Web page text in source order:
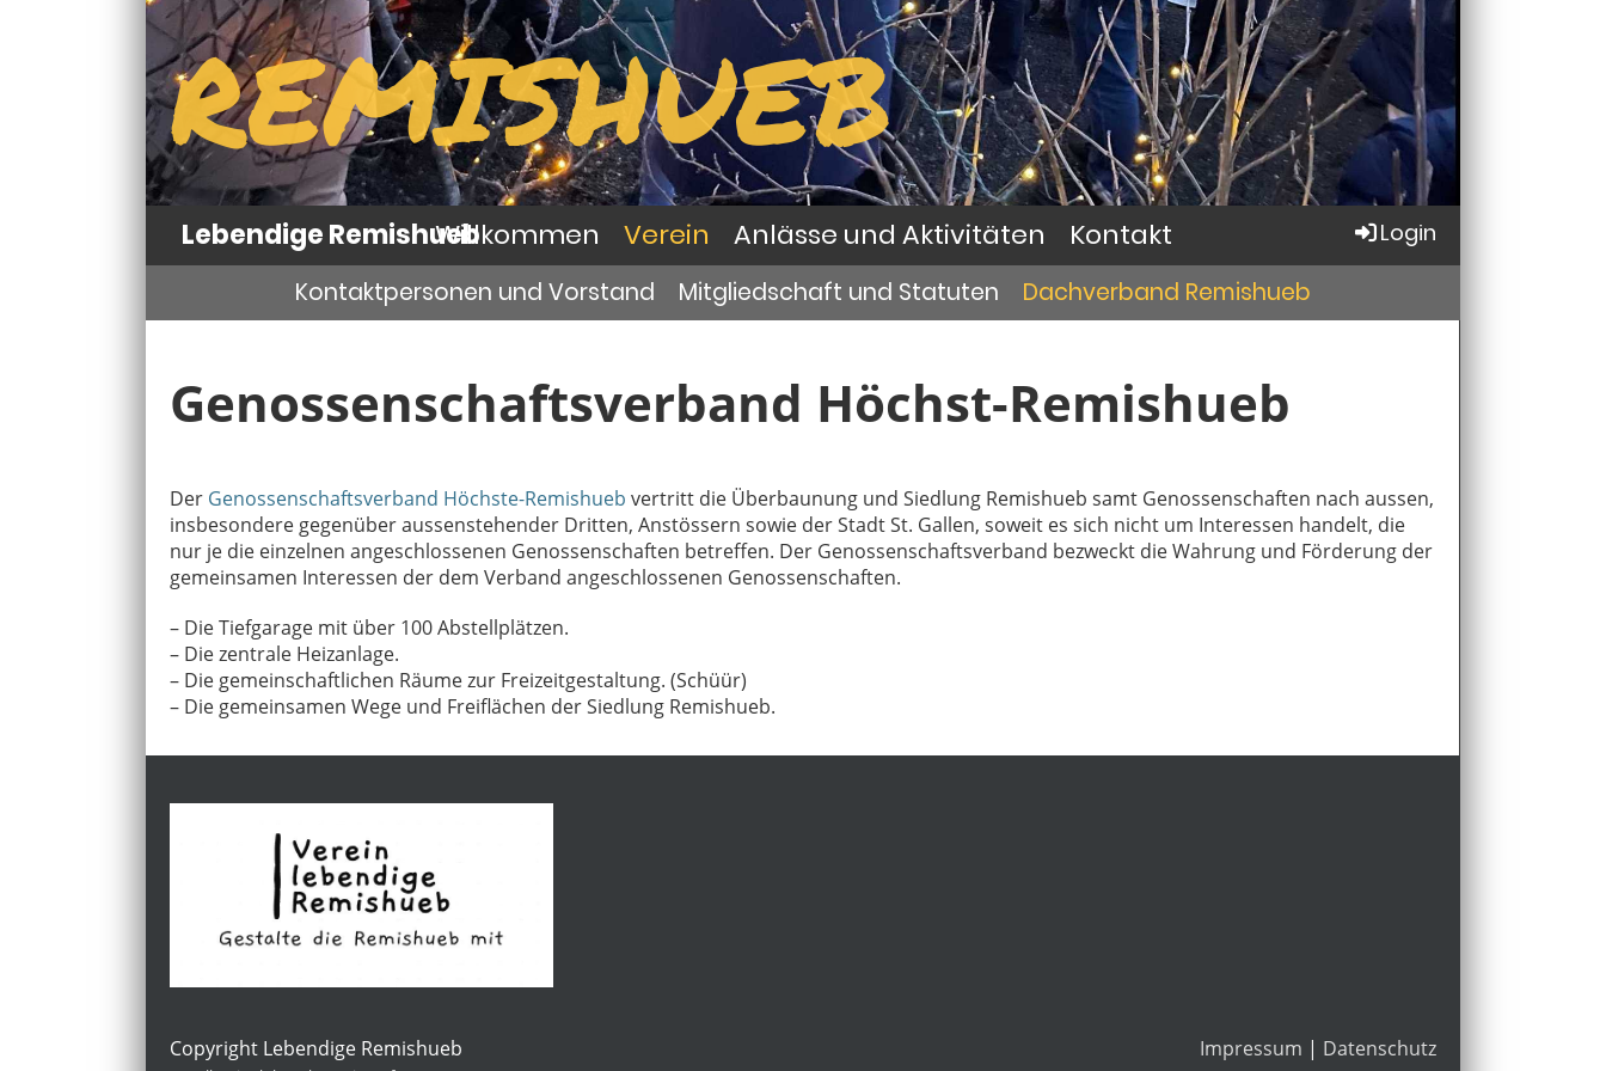
REMISHUEB
Lebendige RemishuebWillkommen Verein Anlässe und Aktivitäten Kontakt Login
Kontaktpersonen und Vorstand Mitgliedschaft und Statuten Dachverband Remishueb
Genossenschaftsverband Höchst-Remishueb
Der Genossenschaftsverband Höchste-Remishueb vertritt die Überbaunung und Siedlung Remishueb samt Genossenschaften nach aussen,
insbesondere gegenüber aussenstehender Dritten, Anstössern sowie der Stadt St. Gallen, soweit es sich nicht um Interessen handelt, die
nur je die einzelnen angeschlossenen Genossenschaften betreffen. Der Genossenschaftsverband bezweckt die Wahrung und Förderung der
gemeinsamen Interessen der dem Verband angeschlossenen Genossenschaften.
– Die Tiefgarage mit über 100 Abstellplätzen.
– Die zentrale Heizanlage.
– Die gemeinschaftlichen Räume zur Freizeitgestaltung. (Schüür)
– Die gemeinsamen Wege und Freiflächen der Siedlung Remishueb.
Copyright Lebendige Remishueb Impressum | Datenschutz